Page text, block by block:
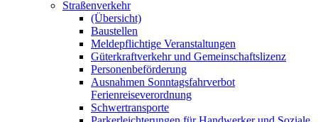
Straßenverkehr
(Übersicht)
Baustellen
Meldepflichtige Veranstaltungen
Güterkraftverkehr und Gemeinschaftslizenz
Personenbeförderung
Ausnahmen Sonntagsfahrverbot
Ferienreiseverordnung
Schwertransporte